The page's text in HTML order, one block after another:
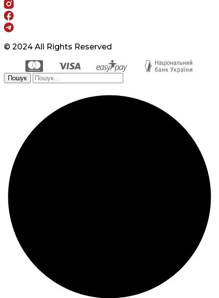
© 2024 All Rights Reserved
Пошук